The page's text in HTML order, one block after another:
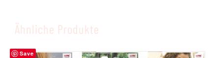
Ähnliche Produkte
Save